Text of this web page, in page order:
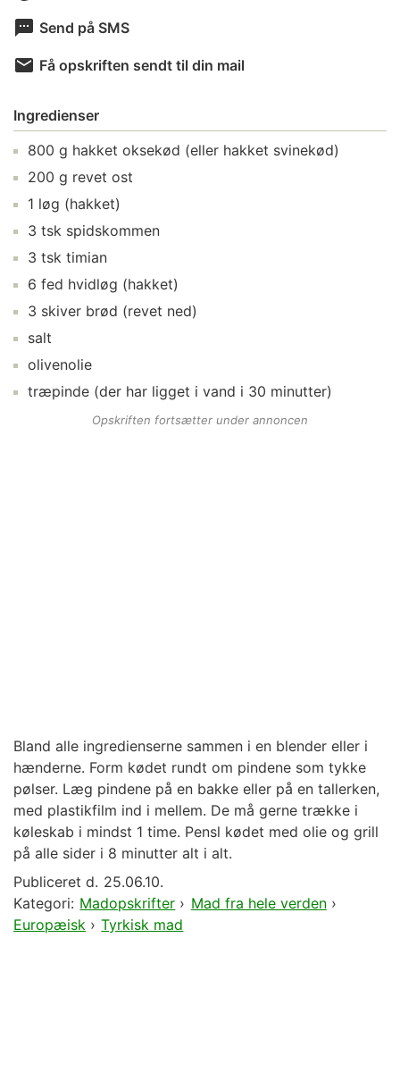
Send på SMS
Få opskriften sendt til din mail
Ingredienser
800 g hakket oksekød (eller hakket svinekød)
200 g revet ost
1 løg (hakket)
3 tsk spidskommen
3 tsk timian
6 fed hvidløg (hakket)
3 skiver brød (revet ned)
salt
olivenolie
træpinde (der har ligget i vand i 30 minutter)
Opskriften fortsætter under annoncen
Bland alle ingredienserne sammen i en blender eller i
hænderne. Form kødet rundt om pindene som tykke
pølser. Læg pindene på en bakke eller på en tallerken,
med plastikfilm ind i mellem. De må gerne trække i
køleskab i mindst 1 time. Pensl kødet med olie og grill
på alle sider i 8 minutter alt i alt.
Publiceret d. 25.06.10.
Kategori: Madopskrifter › Mad fra hele verden›
Europæisk › Tyrkisk mad